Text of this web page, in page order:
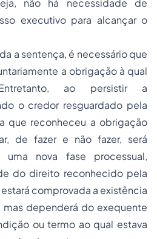
não há necessidade de
executivo para alcançar o
a sentença, é necessário que
a obrigação à qual
ao persistir a
o credor resguardado pela
que reconheceu a obrigação
de fazer e não fazer, será
nova fase processual,
do direito reconhecido pela
comprovada a existência
dependerá do exequente
ou termo ao qual estava